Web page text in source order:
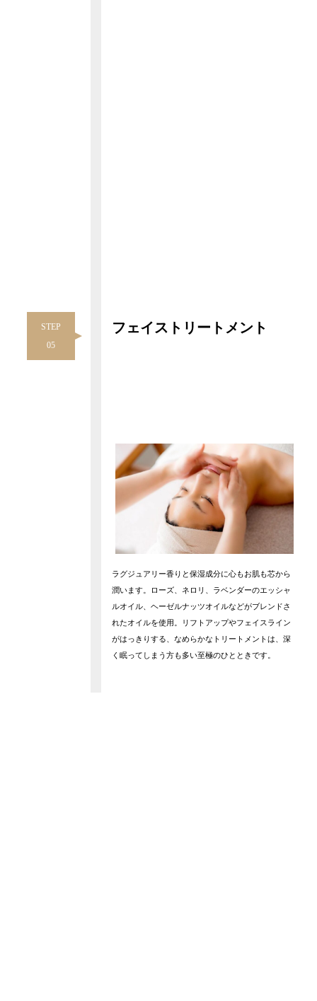
STEP
05
フェイストリートメント
ラグジュアリー香りと保湿成分に心もお肌も芯から
潤います。ローズ、ネロリ、ラベンダーのエッシャ
ルオイル、ヘーゼルナッツオイルなどがブレンドさ
れたオイルを使用。リフトアップやフェイスライン
がはっきりする、なめらかなトリートメントは、深
く眠ってしまう方も多い至極のひとときです。